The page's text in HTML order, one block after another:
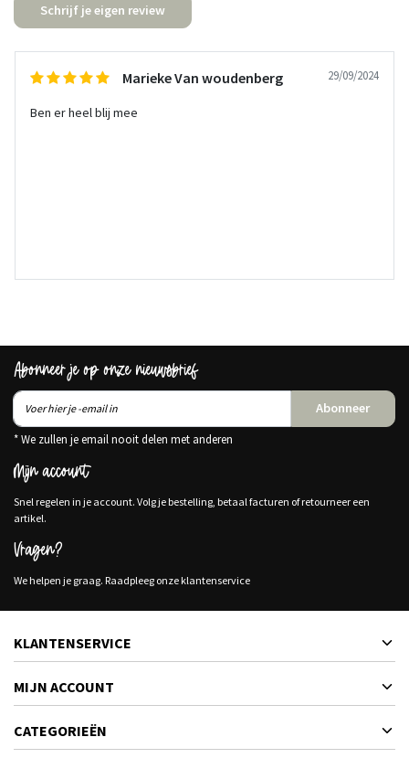
Schrijf je eigen review
Marieke Van woudenberg 29/09/2024
Ben er heel blij mee
Abonneer je op onze nieuwsbrief
Abonneer
* We zullen je email nooit delen met anderen
Mijn account
Snel regelen in je account. Volg je bestelling, betaal facturen of retourneer een
artikel.
Vragen?
We helpen je graag. Raadpleeg onze klantenservice
KLANTENSERVICE
MIJN ACCOUNT
CATEGORIEËN